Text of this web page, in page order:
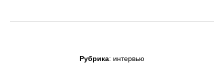
Рубрика: интервью